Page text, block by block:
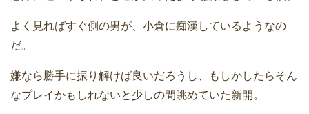
よく見ればすぐ側の男が、小倉に痴漢しているようなの
だ。
嫌なら勝手に振り解けば良いだろうし、もしかしたらそん
なプレイかもしれないと少しの間眺めていた新開。